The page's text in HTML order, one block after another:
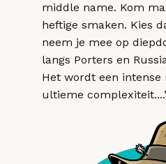
middle name. Kom
heftige smaken. Kies
neem je mee op
langs Porters en
Het wordt een intense
ultieme